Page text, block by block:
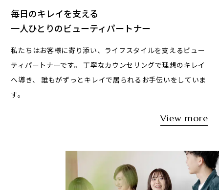
毎日のキレイを支える
一人ひとりのビューティパートナー
私たちはお客様に寄り添い、ライフスタイルを支えるビュー
ティパートナーです。
丁寧なカウンセリングで理想のキレイ
へ導き、
誰もがずっとキレイで居られるお手伝いをしていま
す。
View more